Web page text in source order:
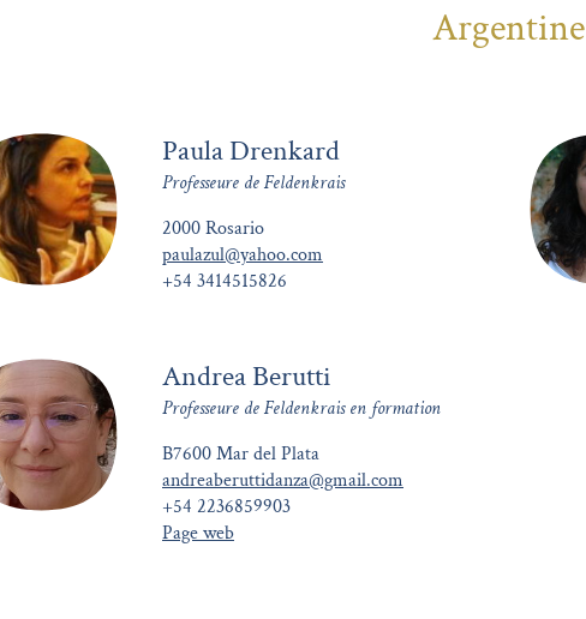
Argentine
Paula Drenkard
Professeure de Feldenkrais
2000 Rosario
paulazul@yahoo.com
+54 3414515826
Andrea Berutti
Professeure de Feldenkrais en formation
B7600 Mar del Plata
andreaberuttidanza@gmail.com
+54 2236859903
Page web